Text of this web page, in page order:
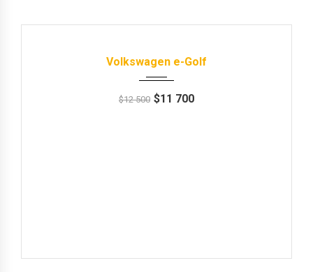
Volkswagen e-Golf
$12 500 $11 700